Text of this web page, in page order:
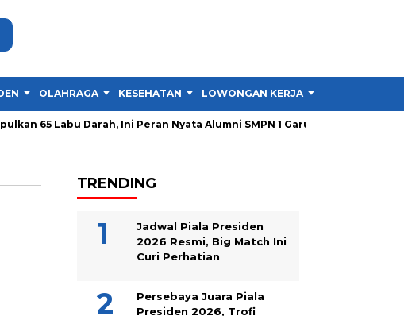
OLAHRAGA KESEHATAN LOWONGAN KERJA
65 Labu Darah, Ini Peran Nyata Alumni SMPN 1 Garut
TRENDING
Jadwal Piala Presiden
2026 Resmi, Big Match Ini
Curi Perhatian
Persebaya Juara Piala
Presiden 2026, Trofi